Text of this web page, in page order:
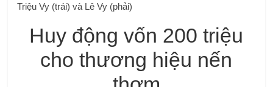
Triệu Vy (trái) và Lê Vy (phải)
Huy động vốn 200 triệu
cho thương hiệu nến